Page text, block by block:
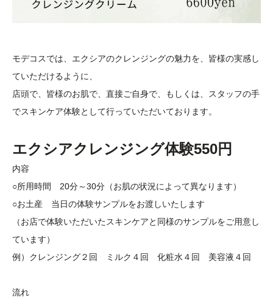
モデコスでは、エクシアのクレンジングの魅力を、皆様の実感し
ていただけるように、
店頭で、皆様のお肌で、直接ご自身で、もしくは、スタッフの手
でスキンケア体験として行っていただいております。
エクシアクレンジング体験550円
内容
○所用時間 20分～30分（お肌の状況によって異なります）
○お土産 当日の体験サンプルをお渡しいたします
（お店で体験いただいたスキンケアと同様のサンプルをご用意し
ています）
例）クレンジング２回 ミルク４回 化粧水４回 美容液４回
流れ